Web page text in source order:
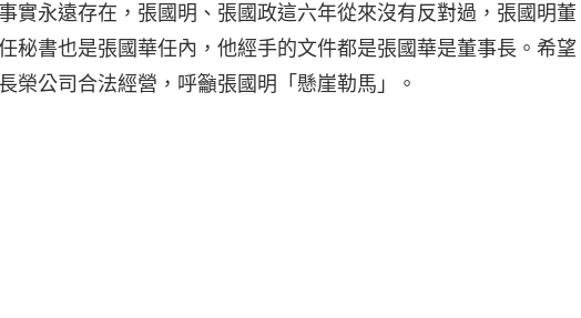
實永遠存在，張國明、張國政這六年從來沒有反對過，張國明董
秘書也是張國華任內，他經手的文件都是張國華是董事長。希望
榮公司合法經營，呼籲張國明「懸崖勒馬」。